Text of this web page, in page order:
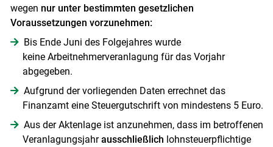
wegen nur unter bestimmten gesetzlichen
Voraussetzungen vorzunehmen:
Bis Ende Juni des Folgejahres wurde
keine Arbeitnehmerveranlagung für das Vorjahr
abgegeben.
Aufgrund der vorliegenden Daten errechnet das
Finanzamt eine Steuergutschrift von mindestens 5 Euro.
Aus der Aktenlage ist anzunehmen, dass im betroffenen
Veranlagungsjahrausschließlich lohnsteuerpflichtige